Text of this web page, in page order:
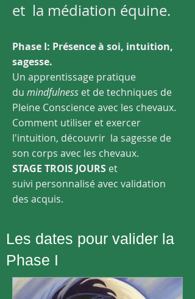
et la médiation équine.
Phase I: Présence à soi, intuition,
sagesse.
Un apprentissage pratique
du mindfulness et de techniques de
Pleine Conscienceavec les chevaux.
Comment utiliser et exercer
l'intuition, découvrir la sagesse de
son corps avec les chevaux.
STAGE TROIS JOURS et
suivi personnalisé avec validation
des acquis.
Les dates pour valider la
Phase I